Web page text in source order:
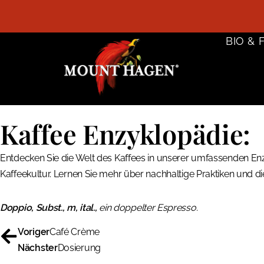
BIO &
Kaffee Enzyklopädie:
Entdecken Sie die Welt des Kaffees in unserer umfassenden
Kaffeekultur. Lernen Sie mehr über nachhaltige Praktiken und
Doppio, Subst., m, ital., ein doppelter Espresso.
VorigerCafé Crème
NächsterDosierung